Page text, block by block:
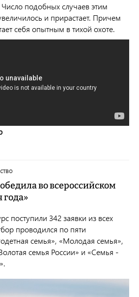
Число подобных случаев этим
и прирастает. Причем
себя опытным в тихой охоте.
во всероссийском
года»
поступили 342 заявки из всех
проводился по пяти
семья», «Молодая семья»,
семья России» и «Семья -